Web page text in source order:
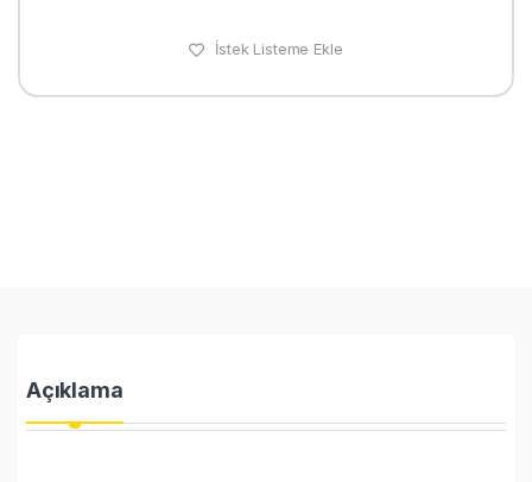
İstek Listeme Ekle
Açıklama